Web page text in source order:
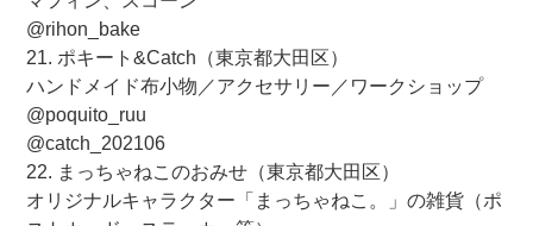
@rihon_bake
21. ポキート&Catch（東京都大田区）
ハンドメイド布小物／アクセサリー／ワークショップ
@poquito_ruu
@catch_202106
22. まっちゃねこのおみせ（東京都大田区）
オリジナルキャラクター「まっちゃねこ。」の雑貨（ポ